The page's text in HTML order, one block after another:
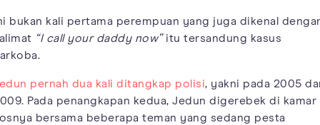
bukan kali pertama perempuan yang juga dikenal
“I call your daddy now”itu tersandung kasus
pernah dua kali ditangkap polisi, yakni pada 2005
Pada penangkapan kedua, Jedun digerebek di kamar
bersama beberapa teman yang sedang pesta